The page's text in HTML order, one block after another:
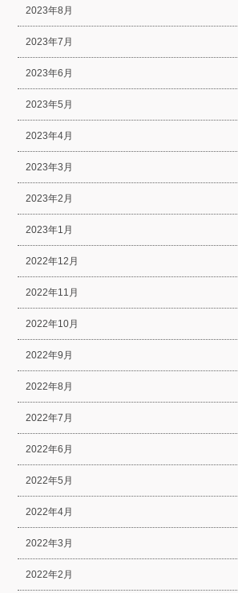
2023年8月
2023年7月
2023年6月
2023年5月
2023年4月
2023年3月
2023年2月
2023年1月
2022年12月
2022年11月
2022年10月
2022年9月
2022年8月
2022年7月
2022年6月
2022年5月
2022年4月
2022年3月
2022年2月